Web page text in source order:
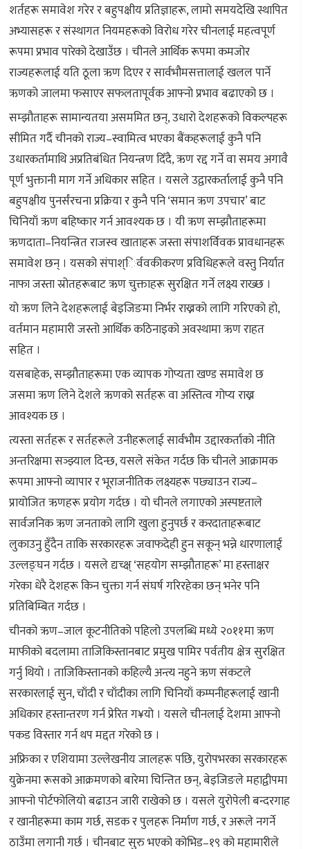
शर्तहरू समावेश गरेर र बहुपक्षीय प्रतिज्ञाहरू, लामो समयदेखि स्थापित
अभ्यासहरू र संस्थागत नियमहरूको विरोध गरेर चीनलाई महत्वपूर्ण
रूपमा प्रभाव पारेको देखाउँछ । चीनले आर्थिक रूपमा कमजोर
राज्यहरूलाई यति ठूला ऋण दिएर र सार्वभौमसत्तालाई खलल पार्ने
ऋणको जालमा फसाएर सफलतापूर्वक आफ्नो प्रभाव बढाएको छ ।
सम्झौताहरू सामान्यतया असममित छन्, उधारो देशहरूको विकल्पहरू
सीमित गर्दै चीनको राज्य–स्वामित्व भएका बैंकहरूलाई कुनै पनि
उधारकर्तामाथि अप्रतिबंधित नियन्त्रण दिँदै, ऋण रद्द गर्ने वा समय अगावै
पूर्ण भुक्तानी माग गर्ने अधिकार सहित । यसले उद्वारकर्तालाई कुनै पनि
बहुपक्षीय पुनर्संरचना प्रक्रिया र कुनै पनि ‘समान ऋण उपचार’ बाट
चिनियाँ ऋण बहिष्कार गर्न आवश्यक छ । यी ऋण सम्झौताहरूमा
ऋणदाता–नियन्त्रित राजस्व खाताहरू जस्ता संपाशर्विवक प्रावधानहरू
समावेश छन् । यसको संपाश्िर्ववकीकरण प्रविधिहरूले वस्तु निर्यात
नाफा जस्ता स्रोतहरूबाट ऋण चुक्ताहरू सुरक्षित गर्ने लक्ष्य राख्छ ।
यो ऋण लिने देशहरूलाई बेइजिङमा निर्भर राख्नको लागि गरिएको हो,
वर्तमान महामारी जस्तो आर्थिक कठिनाइको अवस्थामा ऋण राहत
सहित ।
यसबाहेक, सम्झौताहरूमा एक व्यापक गोप्यता खण्ड समावेश छ
जसमा ऋण लिने देशले ऋणको सर्तहरू वा अस्तित्व गोप्य राख्न
आवश्यक छ ।
त्यस्ता सर्तहरू र सर्तहरूले उनीहरूलाई सार्वभौम उद्दारकर्ताको नीति
अन्तरिक्षमा सञ्झ्याल दिन्छ, यसले संकेत गर्दछ कि चीनले आक्रामक
रूपमा आफ्नो व्यापार र भूराजनीतिक लक्ष्यहरू पछ्याउन राज्य–
प्रायोजित ऋणहरू प्रयोग गर्दछ । यो चीनले लगाएको अस्पष्टताले
सार्वजनिक ऋण जनताको लागि खुला हुनुपर्छ र करदाताहरूबाट
लुकाउनु हुँदैन ताकि सरकारहरू जवाफदेही हुन सकून् भन्ने धारणालाई
उल्लङ्घन गर्दछ । यसले द्यच्क्ष् ‘सहयोग सम्झौताहरू’ मा हस्ताक्षर
गरेका धेरै देशहरू किन चुक्ता गर्न संघर्ष गरिरहेका छन् भनेर पनि
प्रतिबिम्बित गर्दछ ।
चीनको ऋण–जाल कूटनीतिको पहिलो उपलब्धि मध्ये २०११मा ऋण
माफीको बदलामा ताजिकिस्तानबाट प्रमुख पामिर पर्वतीय क्षेत्र सुरक्षित
गर्नु थियो । ताजिकिस्तानको कहिल्यै अन्त्य नहुने ऋण संकटले
सरकारलाई सुन, चाँदी र चाँदीका लागि चिनियाँ कम्पनीहरूलाई खानी
अधिकार हस्तान्तरण गर्न प्रेरित ग¥यो । यसले चीनलाई देशमा आफ्नो
पकड विस्तार गर्न थप मद्दत गरेको छ ।
अफ्रिका र एशियामा उल्लेखनीय जालहरू पछि, युरोपभरका सरकारहरू
युक्रेनमा रूसको आक्रमणको बारेमा चिन्तित छन्, बेइजिङले महाद्वीपमा
आफ्नो पोर्टफोलियो बढाउन जारी राखेको छ । यसले युरोपेली बन्दरगाह
र खानीहरूमा काम गर्छ, सडक र पुलहरू निर्माण गर्छ, र अरूले नगर्ने
ठाउँमा लगानी गर्छ । चीनबाट सुरु भएको कोभिड–१९ को महामारीले